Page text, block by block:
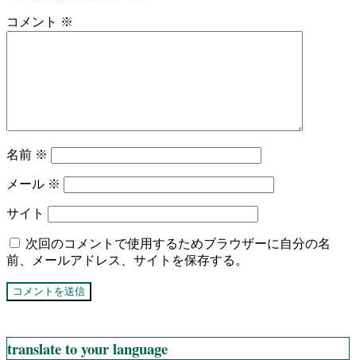
コメント ※
名前 ※
メール ※
サイト
次回のコメントで使用するためブラウザーに自分の名
前、メールアドレス、サイトを保存する。
translate to your language